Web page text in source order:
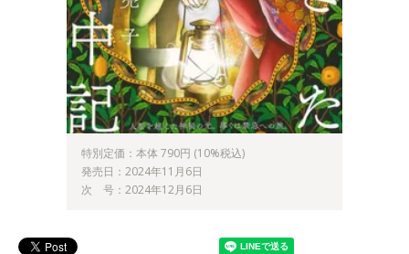
特別定価：本体 790円 (10%税込)
発売日：2024年11月6日
次 号：2024年12月6日